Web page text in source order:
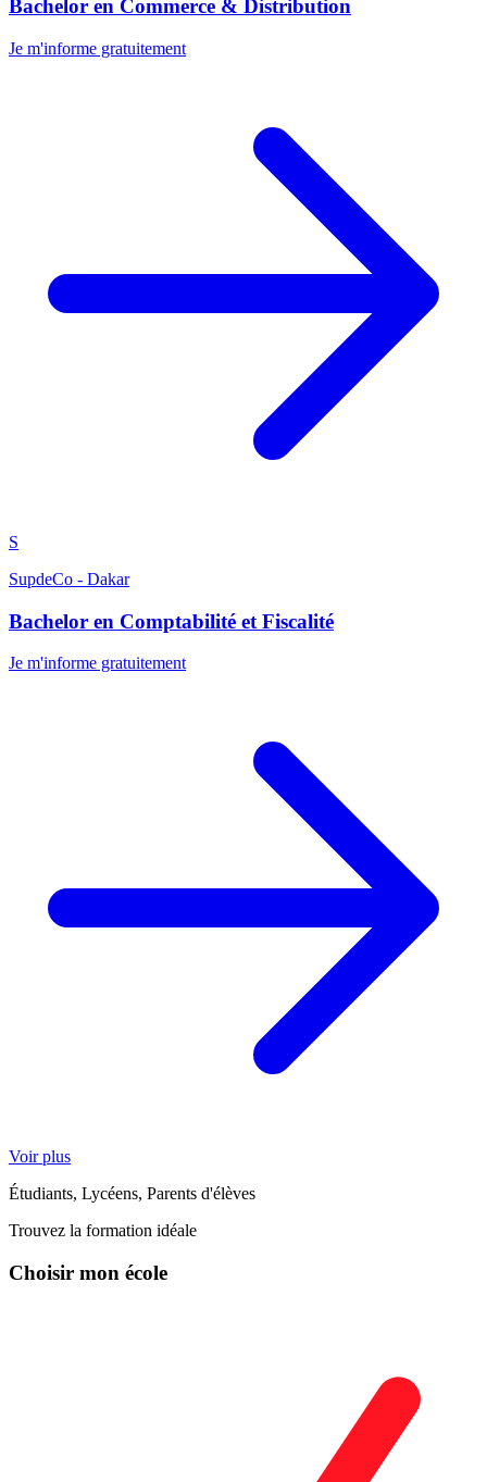
Bachelor en Commerce & Distribution
Je m'informe gratuitement
S
SupdeCo - Dakar
Bachelor en Comptabilité et Fiscalité
Je m'informe gratuitement
Voir plus
Étudiants, Lycéens, Parents d'élèves
Trouvez la formation idéale
Choisir mon école